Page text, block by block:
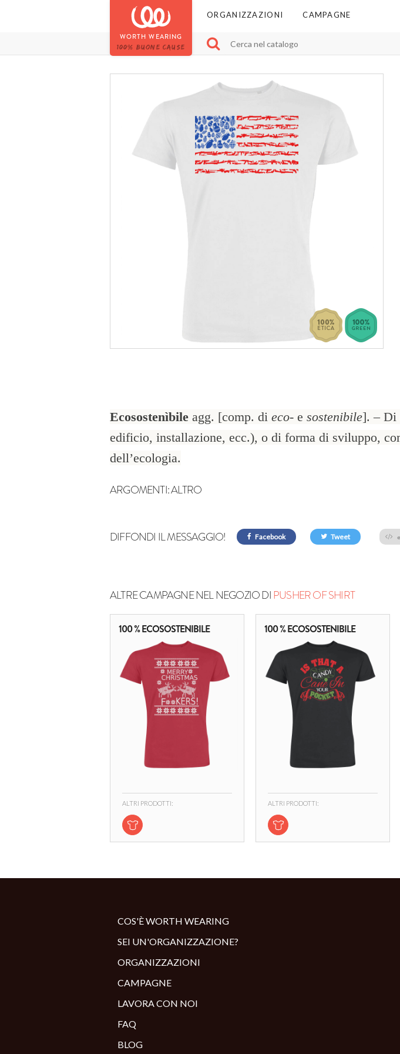
WORTH WEARING
100% BUONE CAUSE
ORGANIZZAZIONI CAMPAGNE
Ecosostenìbile agg. [comp. di eco- e sostenibile]. – Di
edificio, installazione, ecc.), o di forma di sviluppo,
dell’ecologia.
ARGOMENTI:ALTRO
DIFFONDI IL MESSAGGIO! Facebook Tweet
ALTRE CAMPAGNE NEL NEGOZIO DIPUSHER OF SHIRT
100 % ECOSOSTENIBILE
ALTRI PRODOTTI:
100 % ECOSOSTENIBILE
ALTRI PRODOTTI:
COS'È WORTH WEARING
SEI UN'ORGANIZZAZIONE?
ORGANIZZAZIONI
CAMPAGNE
LAVORA CON NOI
FAQ
BLOG